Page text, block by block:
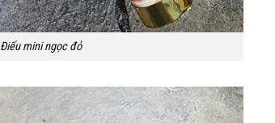
Điếu mini ngọc đỏ